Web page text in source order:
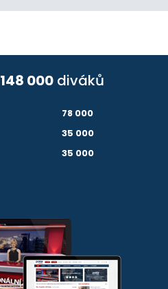
148 000 diváků
78 000
35 000
35 000